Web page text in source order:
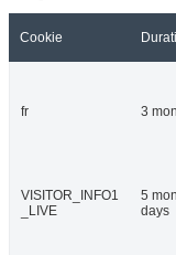
Cookie
fr 3
VISITOR_INFO1
_LIVE
5
days